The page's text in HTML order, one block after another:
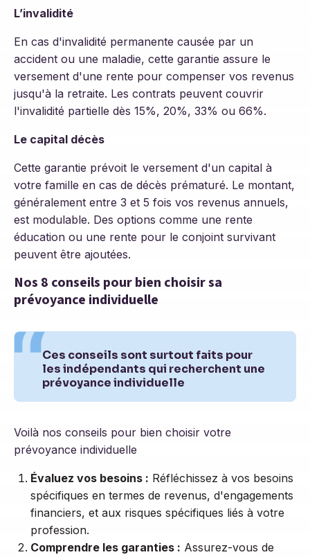
L’invalidité
En cas d'invalidité permanente causée par un
accident ou une maladie, cette garantie assure le
versement d'une rente pour compenser vos revenus
jusqu'à la retraite. Les contrats peuvent couvrir
l'invalidité partielle dès 15%, 20%, 33% ou 66%.
Le capital décès
Cette garantie prévoit le versement d'un capital à
votre famille en cas de décès prématuré. Le montant,
généralement entre 3 et 5 fois vos revenus annuels,
est modulable. Des options comme une rente
éducation ou une rente pour le conjoint survivant
peuvent être ajoutées.
Nos 8 conseils pour bien choisir sa
prévoyance individuelle
Ces conseils sont surtout faits pour
les indépendants qui recherchent une
prévoyance individuelle
Voilà nos conseils pour bien choisir votre
prévoyance individuelle
Évaluez vos besoins : Réfléchissez à vos besoins
spécifiques en termes de revenus, d'engagements
financiers, et aux risques spécifiques liés à votre
profession.
Comprendre les garanties : Assurez-vous de